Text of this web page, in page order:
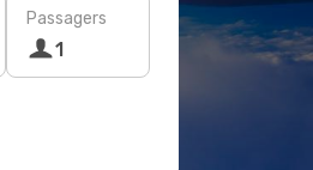
Passagers
1